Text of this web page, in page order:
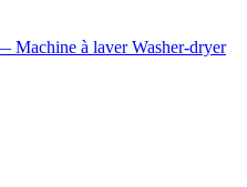
à laver Washer-dryer